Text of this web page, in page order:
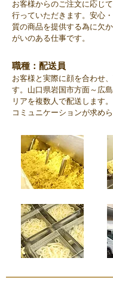
お客様からのご注文に応じ
行っていただきます。安心
質の商品を提供する為に欠
がいのある仕事です。
​職種：配送員
お客様と実際に顔を合わせ
す。山口県岩国市方面～広
リアを複数人で配送します
コミュニケーションが求めら